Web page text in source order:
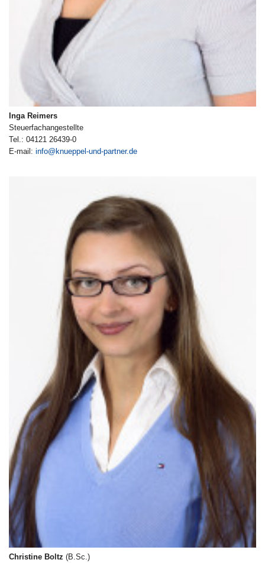
Inga Reimers
Steuerfachangestellte
Tel.: 04121 26439-0
E-mail: info@knueppel-und-partner.de
Christine Boltz (B.Sc.)